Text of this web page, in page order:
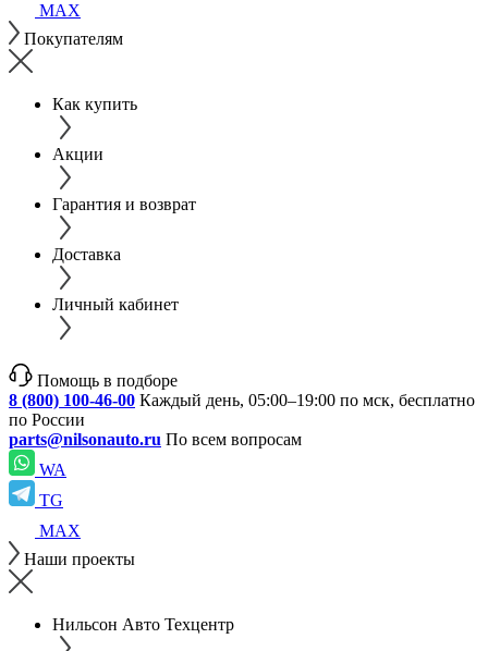
MAX
Покупателям
Как купить
Акции
Гарантия и возврат
Доставка
Личный кабинет
Помощь в подборе
8 (800) 100-46-00 Каждый день, 05:00–19:00 по мск, бесплатно
по России
parts@nilsonauto.ru По всем вопросам
WA
TG
MAX
Наши проекты
Нильсон Авто Техцентр